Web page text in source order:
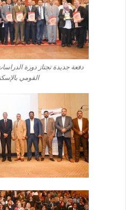
دفعة جديدة تجتاز دورة
القومي